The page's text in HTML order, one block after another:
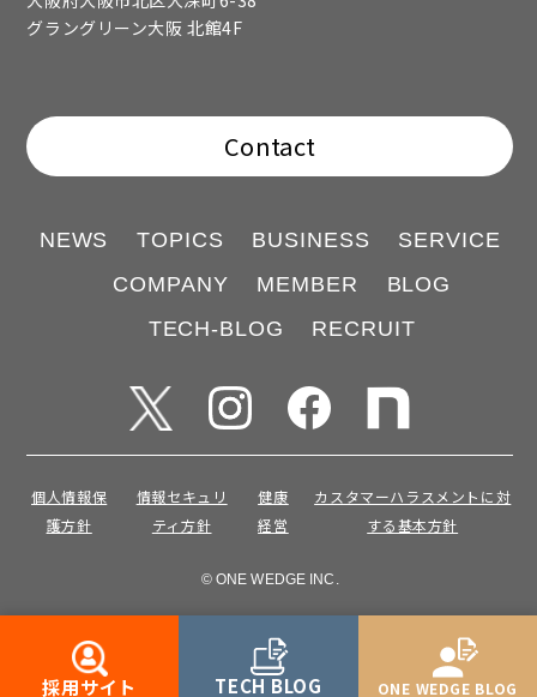
採用サイト TECH BLOG ONE WEDGE BLOG
グラングリーン大阪 北館4F
Contact
NEWS TOPICS BUSINESS
SERVICE
COMPANY
MEMBER
BLOG
TECH-BLOG
RECRUIT
個人情報保
護方針
情報セキュリ
ティ方針
健康
経営
カスタマーハラスメントに対
する基本方針
© ONE WEDGE INC.